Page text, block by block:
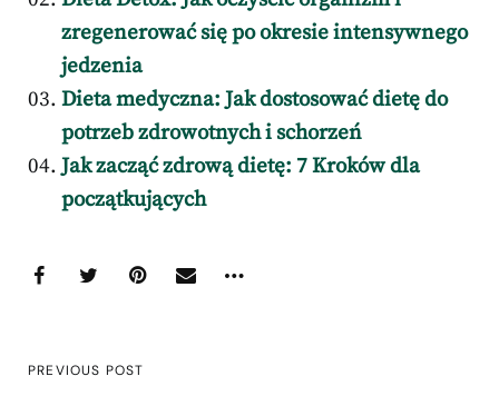
zregenerować się po okresie intensywnego
jedzenia
Dieta medyczna: Jak dostosować dietę do
potrzeb zdrowotnych i schorzeń
Jak zacząć zdrową dietę: 7 Kroków dla
początkujących
PREVIOUS POST